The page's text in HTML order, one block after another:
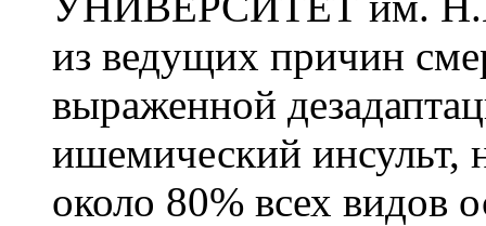
из ведущих причин
выраженной
ишемический инсульт,
около 80% всех видов